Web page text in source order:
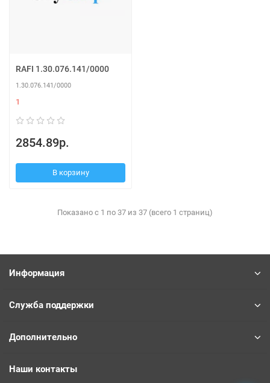
RAFI 1.30.076.141/0000
1.30.076.141/0000
1
2854.89р.
В корзину
Показано с 1 по 37 из 37 (всего 1 страниц)
Информация
Служба поддержки
Дополнительно
Наши контакты